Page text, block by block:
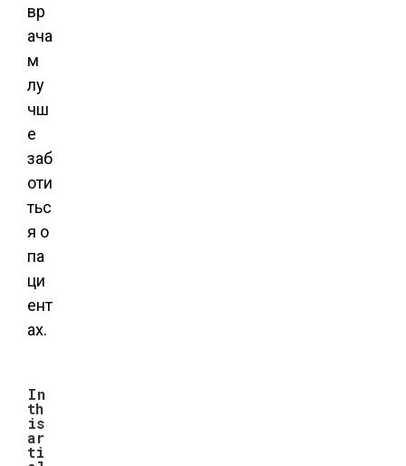
вр
ача
м
лу
чш
е
заб
оти
тьс
я о
па
ци
ент
ах.
In
th
is
ar
ti